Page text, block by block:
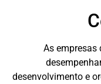
As empresas
desenvolvimento e